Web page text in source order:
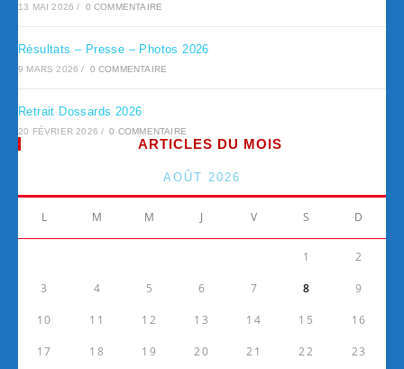
13 MAI 2026 / 0 COMMENTAIRE
Résultats – Presse – Photos 2026
9 MARS 2026 / 0 COMMENTAIRE
Retrait Dossards 2026
20 FÉVRIER 2026 / 0 COMMENTAIRE
ARTICLES DU MOIS
AOÛT 2026
L M M J V S D
1 2
3 4 5 6 7 8 9
10 11 12 13 14 15 16
17 18 19 20 21 22 23